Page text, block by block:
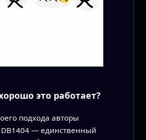
это работает?
подхода авторы
DB1404 — единственный